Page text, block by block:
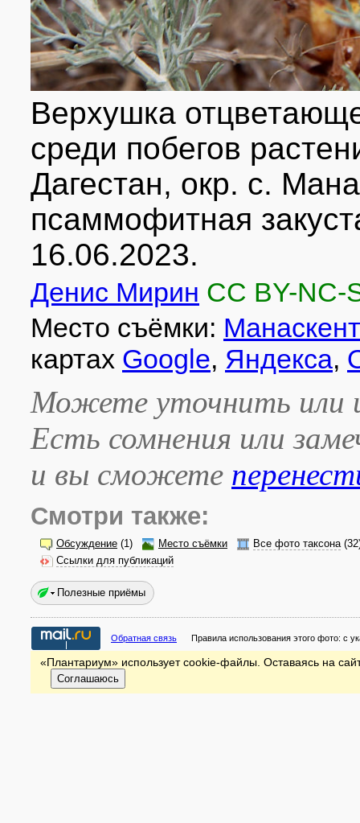
Верхушка
среди побегов
Дагестан, окр. с.
псаммофитная
16.06.2023.
Денис Мирин CC BY-NC-
Место съёмки:
картах Google, Яндекса,
Можете уточнить или
Есть сомнения или
и вы сможете
Смотри также:
Обсуждение (1) Место съёмки Все фото таксона
Ссылки для публикаций
Полезные приёмы
Обратная связь Правила использования этого фото: с
«Плантариум» использует cookie-файлы. Оставаясь на
Соглашаюсь